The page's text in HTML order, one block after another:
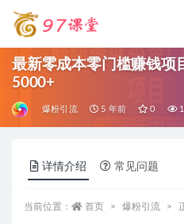
最新零成本零门槛赚钱项
5000+
爆粉引流 5 年前 0
详情介绍 常见问题
当前位置： 首页 爆粉引流